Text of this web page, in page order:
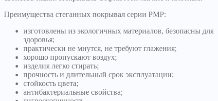
Преимущества стеганных покрывал серии PMP:
изготовлены из экологичных материалов, безопасны для
здоровья;
практически не мнутся, не требуют глажения;
хорошо пропускают воздух;
изделия легко стирать;
прочность и длительный срок эксплуатации;
стойкость цвета;
антибактериальные свойства;